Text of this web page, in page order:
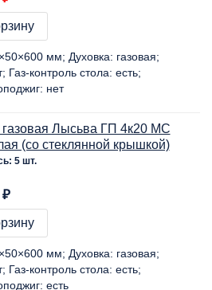
мм Духовка: газовая
Газ-контроль стола: есть
нет
газовая Лысьва ГП 4к20 МС
(со стеклянной крышкой)
5 шт.
₽
мм Духовка: газовая
Газ-контроль стола: есть
есть